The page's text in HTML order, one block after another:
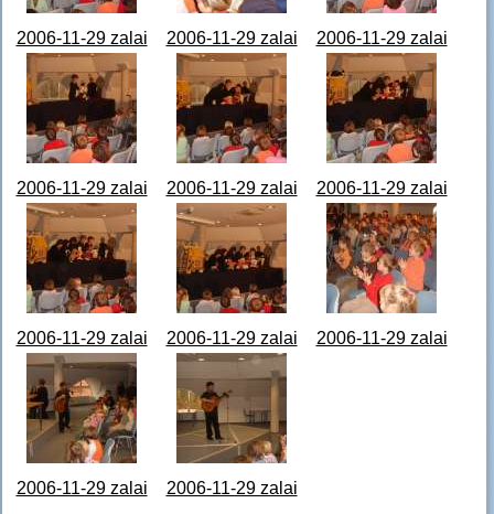
2006-11-29 zalai
gyermekkönyvhetek
STA64346.JPG
2006-11-29 zalai
gyermekkönyvhetek
STA64347.JPG
2006-11-29 zalai
gyermekkönyvhetek
STA64348.JPG
2006-11-29 zalai
gyermekkönyvhetek
STA64349.JPG
2006-11-29 zalai
gyermekkönyvhetek
STA64350.JPG
2006-11-29 zalai
gyermekkönyvhetek
STA64351.JPG
2006-11-29 zalai
gyermekkönyvhetek
STA64352.JPG
2006-11-29 zalai
gyermekkönyvhetek
STA64353.JPG
2006-11-29 zalai
2006-11-29 zalai
2006-11-29 zalai